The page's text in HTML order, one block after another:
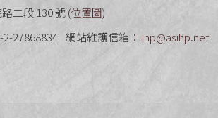
二段 130 號 (位置圖)
27868834 網站維護信箱： ihp@asihp.net